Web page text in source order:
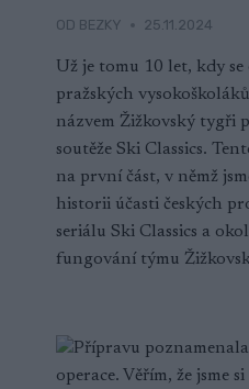
OD BEZKY 25.11.2024
Už je tomu 10 let, kdy se
pražských
názvem Žižkovský tygři
soutěže Ski Classics.
na první část, v němž
historii účasti českých
seriálu Ski Classics a
fungování týmu